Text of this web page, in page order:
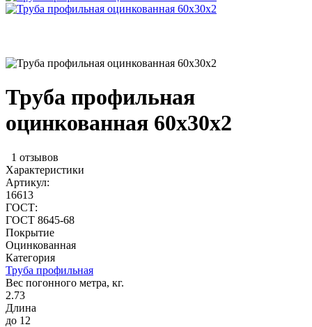
Труба профильная
оцинкованная 60x30x2
1 отзывов
Характеристики
Артикул:
16613
ГОСТ:
ГОСТ 8645-68
Покрытие
Оцинкованная
Категория
Труба профильная
Вес погонного метра, кг.
2.73
Длина
до 12